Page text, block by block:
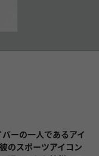
ーの一人であるアイ
のスポーツアイコン